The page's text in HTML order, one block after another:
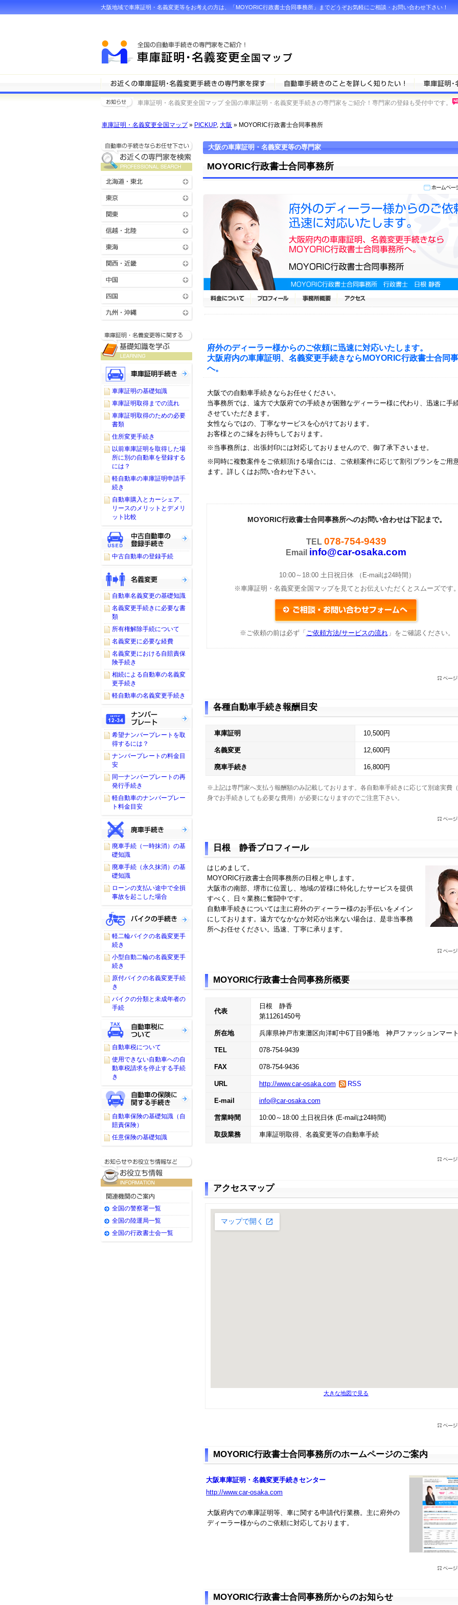
大阪地域で車庫証明・名義変更等をお考えの方は、「MOYORIC行政書士合同事務所」までどうぞお気軽にご相談・お問い合わせ下さい！
車庫証明・名義変更全国マップ» PICKUP, 大阪 » MOYORIC行政書士合同事務所
大阪の車庫証明・名義変更等の専門家
MOYORIC行政書士合同事務所
府外のディーラー様からのご依頼に迅速に対応いたします。
大阪府内の車庫証明、名義変更手続きならMOYORIC行政書士合同
へ。
大阪での自動車手続きならお任せください。
当事務所では、遠方で大阪府での手続きが困難なディーラー様に代わり、迅速に手
させていただきます。
女性ならではの、丁寧なサービスを心がけております。
お客様とのご縁をお待ちしております。
※当事務所は、出張封印には対応しておりませんので、御了承下さいませ。
※同時に複数案件をご依頼頂ける場合には、ご依頼案件に応じて割引プランをご用
ます。詳しくはお問い合わせ下さい。
MOYORIC行政書士合同事務所へのお問い合わせは下記まで。
TEL 078-754-9439
Email info@car-osaka.com
10:00～18:00 土日祝日休 （E-mailは24時間）
※車庫証明・名義変更全国マップを見てとお伝えいただくとスムーズです
※ご依頼の前は必ず「 ご依頼方法/サービスの流れ」をご確認ください。
各種自動車手続き報酬目安
車庫証明 10,500円
名義変更 12,600円
廃車手続き 16,800円
※上記は専門家へ支払う報酬額のみ記載しております。各自動車手続きに応じて別途実費
身でお手続きしても必要な費用）が必要になりますのでご注意下さい。
日根 静香プロフィール
はじめまして。
MOYORIC行政書士合同事務所の日根と申します。
大阪市の南部、堺市に位置し、地域の皆様に特化したサービスを提供
すべく、日々業務に奮闘中です。
自動車手続きについては主に府外のディーラー様のお手伝いをメイン
にしております。遠方でなかなか対応が出来ない場合は、是非当事務
所へお任せください。迅速、丁寧に承ります。
MOYORIC行政書士合同事務所概要
代表
日根 静香
第11261450号
所在地 兵庫県神戸市東灘区向洋町中6丁目9番地 神戸ファッションマー
TEL 078-754-9439
FAX 078-754-9436
URL http://www.car-osaka.com RSS
E-mail info@car-osaka.com
営業時間 10:00～18:00 土日祝日休 (E-mailは24時間)
取扱業務 車庫証明取得、名義変更等の自動車手続
アクセスマップ
大きな地図で見る
MOYORIC行政書士合同事務所のホームページのご案内
大阪車庫証明・名義変更手続きセンター
http://www.car-osaka.com
大阪府内での車庫証明等、車に関する申請代行業務。主に府外の
ディーラー様からのご依頼に対応しております。
MOYORIC行政書士合同事務所からのお知らせ
車庫証明の基礎知識
車庫証明取得までの流れ
車庫証明取得のための必要
書類
住所変更手続き
以前車庫証明を取得した場
所に別の自動車を登録する
には？
軽自動車の車庫証明申請手
続き
自動車購入とカーシェア、
リースのメリットとデメリ
ット比較
中古自動車の登録手続
自動車名義変更の基礎知識
名義変更手続きに必要な書
類
所有権解除手続について
名義変更に必要な経費
名義変更における自賠責保
険手続き
相続による自動車の名義変
更手続き
軽自動車の名義変更手続き
希望ナンバープレートを取
得するには？
ナンバープレートの料金目
安
同一ナンバープレートの再
発行手続き
軽自動車のナンバープレー
ト料金目安
廃車手続（一時抹消）の基
礎知識
廃車手続（永久抹消）の基
礎知識
ローンの支払い途中で全損
事故を起こした場合
軽二輪バイクの名義変更手
続き
小型自動二輪の名義変更手
続き
原付バイクの名義変更手続
き
バイクの分類と未成年者の
手続
自動車税について
使用できない自動車への自
動車税請求を停止する手続
き
自動車保険の基礎知識（自
賠責保険）
任意保険の基礎知識
全国の警察署一覧
全国の陸運局一覧
全国の行政書士会一覧
車庫証明・名義変更全国マップ 全国の車庫証明・名義変更手続きの専門家をご紹介！専門家の登録も受付中です。